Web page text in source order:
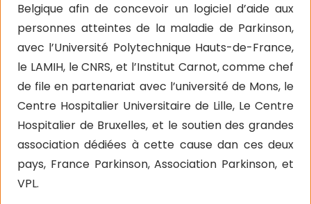
Belgique afin de concevoir un logiciel d’aide aux
personnes atteintes de la maladie de Parkinson,
avec l’Université Polytechnique Hauts-de-France,
le LAMIH, le CNRS, et l’Institut Carnot, comme chef
de file en partenariat avec l’université de Mons, le
Centre Hospitalier Universitaire de Lille, Le Centre
Hospitalier de Bruxelles, et le soutien des grandes
association dédiées à cette cause dan ces deux
pays, France Parkinson, Association Parkinson, et
VPL.